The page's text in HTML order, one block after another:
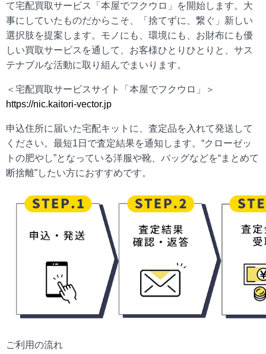
て宅配買取サービス「本屋でフクウロ」を開始します。大
事にしていたものだからこそ、「捨てずに、繋ぐ」新しい
選択肢を提案します。モノにも、環境にも、お財布にも優
しい買取サービスを通して、お客様ひとりひとりと、サス
テナブルな活動に取り組んでまいります。
＜宅配買取サービスサイト「本屋でフクウロ」＞
https://nic.kaitori-vector.jp
申込住所に届いた宅配キットに、査定品を入れて発送して
ください。最短1日で査定結果を通知します。“クローゼッ
トの肥やし”となっている洋服や靴、バッグなどを“まとめて
断捨離”したい方におすすめです。
ご利用の流れ